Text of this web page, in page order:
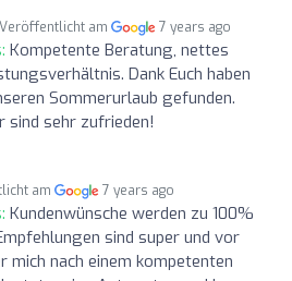
Veröffentlicht am 7 years ago
Kompetente Beratung, nettes
Dank Euch haben
Sommerurlaub gefunden.
sind sehr zufrieden!
am 7 years ago
Kundenwünsche werden zu 100%
sind super und vor
mich nach einem kompetenten